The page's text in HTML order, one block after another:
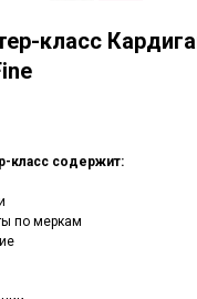
класс
класс содержит:
по меркам